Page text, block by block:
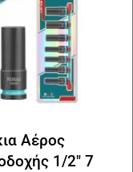
Αέρος
1/2″ 7